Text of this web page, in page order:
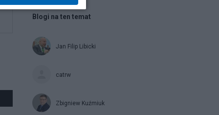
Blogi na ten temat
Jan Filip Libicki
catrw
Zbigniew Kuźmiuk